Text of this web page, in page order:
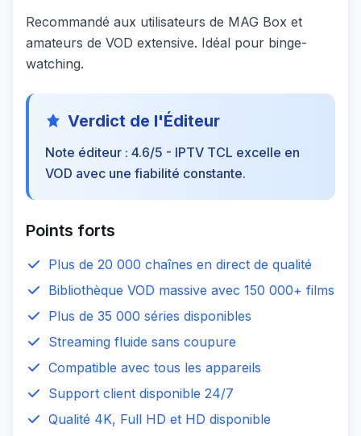
Recommandé aux utilisateurs de MAG Box et
amateurs de VOD extensive. Idéal pour binge-
watching.
Verdict de l'Éditeur
Note éditeur : 4.6/5 - IPTV TCL excelle en
VOD avec une fiabilité constante.
Points forts
Plus de 20 000 chaînes en direct de qualité
Bibliothèque VOD massive avec 150 000+ films
Plus de 35 000 séries disponibles
Streaming fluide sans coupure
Compatible avec tous les appareils
Support client disponible 24/7
Qualité 4K, Full HD et HD disponible